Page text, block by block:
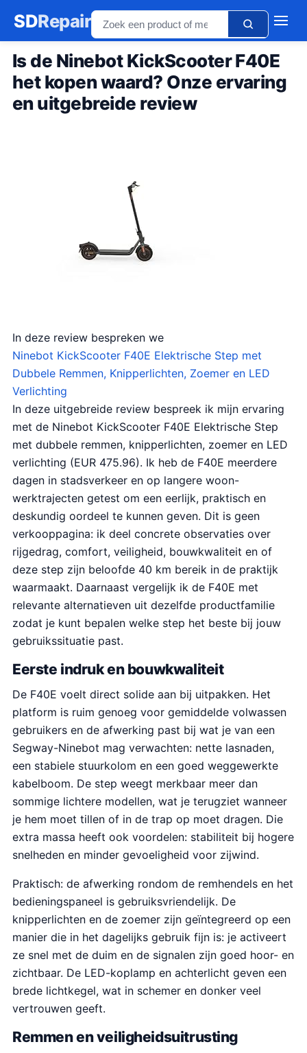
SDRepair
Is de Ninebot KickScooter F40E
het kopen waard? Onze ervaring
en uitgebreide review
In deze review bespreken we
Ninebot KickScooter F40E Elektrische Step met
Dubbele Remmen, Knipperlichten, Zoemer en LED
Verlichting
In deze uitgebreide review bespreek ik mijn ervaring
met de Ninebot KickScooter F40E Elektrische Step
met dubbele remmen, knipperlichten, zoemer en LED
verlichting (EUR 475.96). Ik heb de F40E meerdere
dagen in stadsverkeer en op langere woon-
werktrajecten getest om een eerlijk, praktisch en
deskundig oordeel te kunnen geven. Dit is geen
verkooppagina: ik deel concrete observaties over
rijgedrag, comfort, veiligheid, bouwkwaliteit en of
deze step zijn beloofde 40 km bereik in de praktijk
waarmaakt. Daarnaast vergelijk ik de F40E met
relevante alternatieven uit dezelfde productfamilie
zodat je kunt bepalen welke step het beste bij jouw
gebruikssituatie past.
Eerste indruk en bouwkwaliteit
De F40E voelt direct solide aan bij uitpakken. Het
platform is ruim genoeg voor gemiddelde volwassen
gebruikers en de afwerking past bij wat je van een
Segway-Ninebot mag verwachten: nette lasnaden,
een stabiele stuurkolom en een goed weggewerkte
kabelboom. De step weegt merkbaar meer dan
sommige lichtere modellen, wat je terugziet wanneer
je hem moet tillen of in de trap op moet dragen. Die
extra massa heeft ook voordelen: stabiliteit bij hogere
snelheden en minder gevoeligheid voor zijwind.
Praktisch: de afwerking rondom de remhendels en het
bedieningspaneel is gebruiksvriendelijk. De
knipperlichten en de zoemer zijn geïntegreerd op een
manier die in het dagelijks gebruik fijn is: je activeert
ze snel met de duim en de signalen zijn goed hoor- en
zichtbaar. De LED-koplamp en achterlicht geven een
brede lichtkegel, wat in schemer en donker veel
vertrouwen geeft.
Remmen en veiligheidsuitrusting